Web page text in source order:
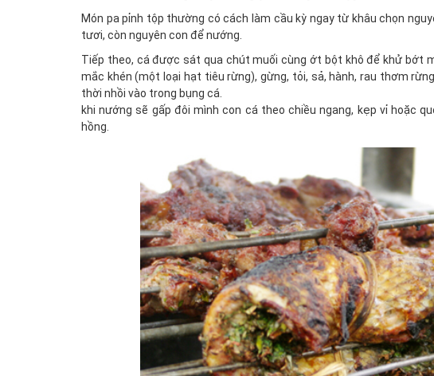
Món pa pỉnh tộp thường có cách làm cầu kỳ ngay từ khâu chọn
tươi, còn nguyên con để nướng.
Tiếp theo, cá được sát qua chút muối cùng ớt bột khô để khử bớt
mắc khén (một loại hạt tiêu rừng), gừng, tỏi, sả, hành, rau thơm
thời nhồi vào trong bụng cá.
khi nướng sẽ gấp đôi mình con cá theo chiều ngang, kẹp vỉ hoặc
hồng.